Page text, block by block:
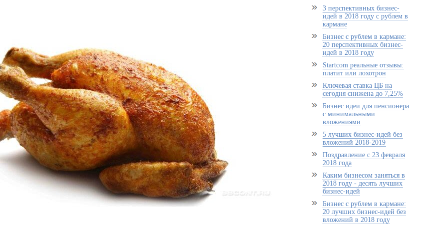
3 перспективных бизнес-
идей в 2018 году с рублем в
кармане
Бизнес с рублем в кармане:
20 перспективных бизнес-
идей в 2018 году
Startcom реальные отзывы:
платит или лохотрон
Ключевая ставка ЦБ на
сегодня снижена до 7,25%
Бизнес идеи для пенсионера
с минимальными
вложениями
5 лучших бизнес-идей без
вложений 2018-2019
Поздравление с 23 февраля
2018 года
Каким бизнесом заняться в
2018 году - десять лучших
бизнес-идей
Бизнес с рублем в кармане:
20 лучших бизнес-идей без
вложений в 2018 году